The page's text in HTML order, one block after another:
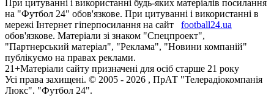
При цитуванні і використанні будь-яких матеріалів посилання
на "Футбол 24" обов'язкове. При цитуванні і використанні в
мережі Інтернет гіперпосилання на сайт
football24.ua
обов'язкове. Матеріали зі знаком "Спецпроект",
"Партнерський матеріал", "Реклама", "Новини компаній"
публікуємо на правах реклами.
21+Матеріали сайту призначені для осіб старше 21 року
Усi права захищенi. © 2005 - 2026 , ПрАТ "Телерадіокомпанія
Люкс". "Футбол 24".